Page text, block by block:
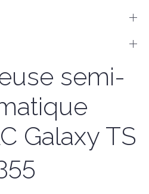
semi-
Galaxy TS